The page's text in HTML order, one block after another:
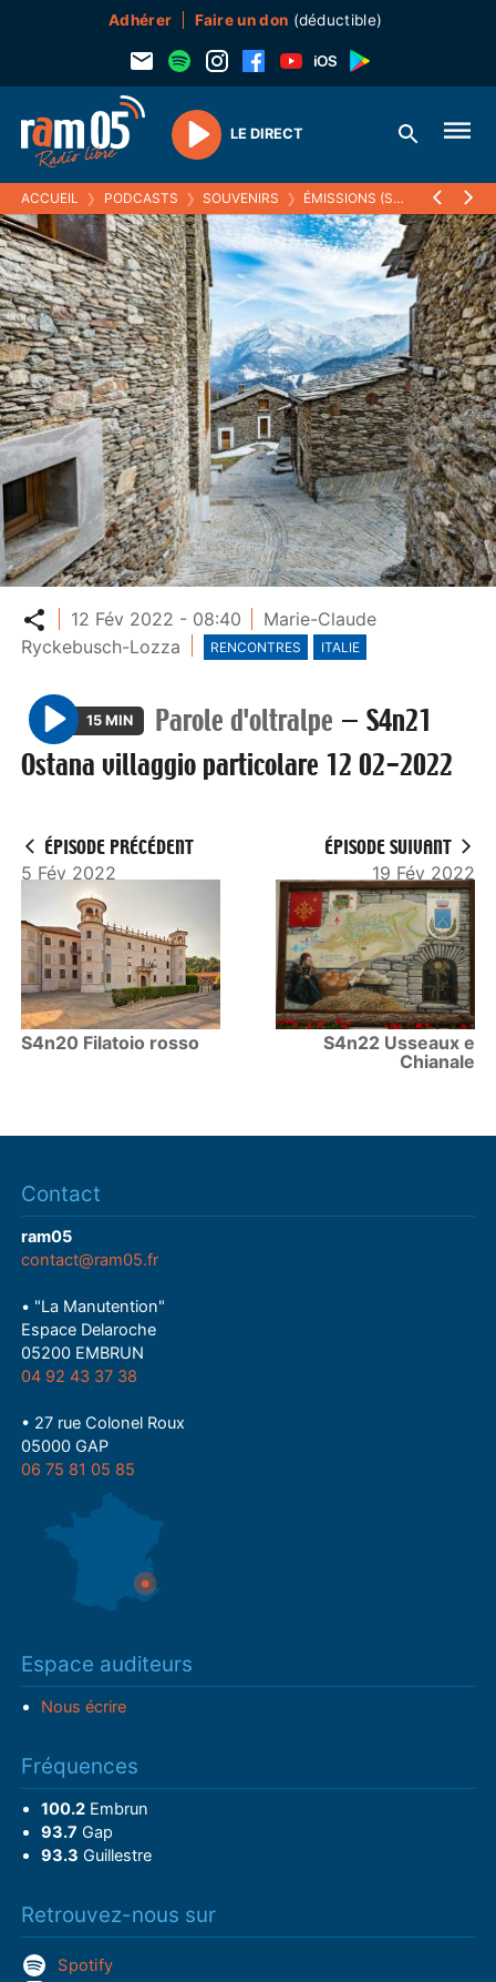
Adhérer Faire un don (déductible)
Play
LE DIRECT
ACCUEIL ❯ PODCASTS ❯ SOUVENIRS ❯ ÉMISSIONS (SOUVENIRS) ❯
Partager
12 Fév 2022 - 08:40
Marie-Claude
Ryckebusch-Lozza
RENCONTRES ITALIE
P
l
15 MIN Parole d'oltralpe — S4n21
Ostana villaggio particolare 12 02-2022
ÉPISODE PRÉCÉDENT
5 Fév 2022
S4n20 Filatoio rosso
ÉPISODE SUIVANT
19 Fév 2022
S4n22 Usseaux e
Chianale
Contact
ram05
contact@ram05.fr
• "La Manutention"
Espace Delaroche
05200 EMBRUN
04 92 43 37 38
• 27 rue Colonel Roux
05000 GAP
06 75 81 05 85
Espace auditeurs
Nous écrire
Fréquences
100.2Embrun
93.7 Gap
93.3 Guillestre
Retrouvez-nous sur
Spotify